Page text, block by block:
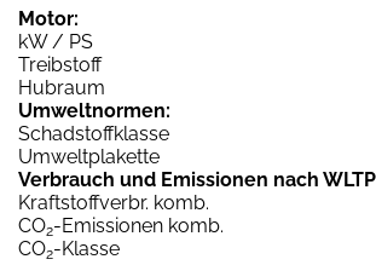
Motor:
kW / PS
Treibstoff
Hubraum
Umweltnormen:
Schadstoffklasse
Umweltplakette
Verbrauch und Emissionen nach
Kraftstoffverbr. komb.
CO2-Emissionen komb.
CO2-Klasse